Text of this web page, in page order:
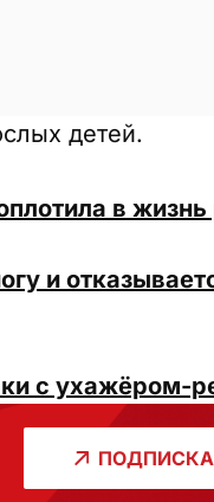
детей.
в
и
с ухажёром-
ПОДПИСКА